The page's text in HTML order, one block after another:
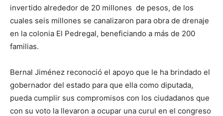
invertido alrededor de 20 millones de pesos, de los
cuales seis millones se canalizaron para obra de drenaje
en la colonia El Pedregal, beneficiando a más de 200
familias.
Bernal Jiménez reconoció el apoyo que le ha brindado el
gobernador del estado para que ella como diputada,
pueda cumplir sus compromisos con los ciudadanos que
con su voto la llevaron a ocupar una curul en el congreso